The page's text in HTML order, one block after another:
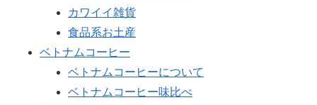
カワイイ雑貨
食品系お土産
ベトナムコーヒー
ベトナムコーヒーについて
ベトナムコーヒー味比べ